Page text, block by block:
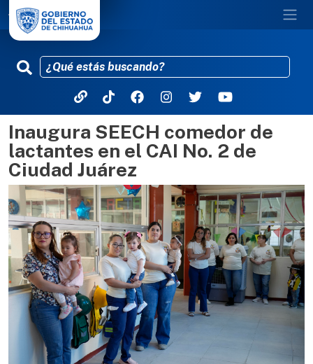
Pasar al contenido principal
Inaugura SEECH comedor de
lactantes en el CAI No. 2 de
Ciudad Juárez